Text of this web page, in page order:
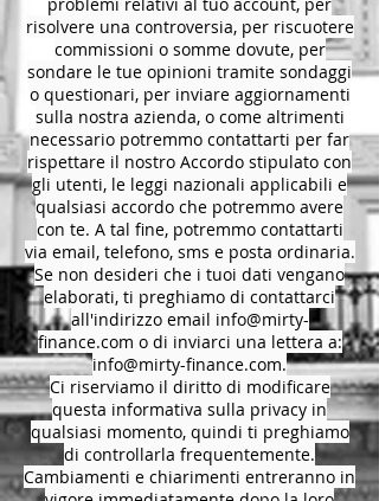
risolvere una controversia, per riscuotere
commissioni o somme dovute, per
sondare le tue opinioni tramite sondaggi
o questionari, per inviare aggiornamenti
sulla nostra azienda, o come altrimenti
necessario potremmo contattarti per far
rispettare il nostro Accordo stipulato con
gli utenti, le leggi nazionali applicabili e
qualsiasi accordo che potremmo avere
con te. A tal fine, potremmo contattarti
via email, telefono, sms e posta ordinaria.
Se non desideri che i tuoi dati vengano
elaborati, ti preghiamo di contattarci
all'indirizzo email info@mirty-
finance.com o di inviarci una lettera a:
info@mirty-finance.com.
Ci riserviamo il diritto di modificare
questa informativa sulla privacy in
qualsiasi momento, quindi ti preghiamo
di controllarla frequentemente.
Cambiamenti e chiarimenti entreranno in